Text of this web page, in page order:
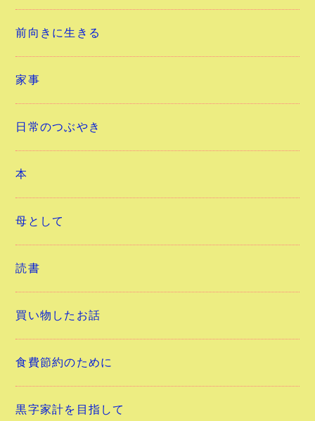
前向きに生きる
家事
日常のつぶやき
本
母として
読書
買い物したお話
食費節約のために
黒字家計を目指して